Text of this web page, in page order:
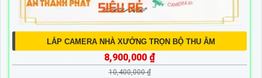
LẮP CAMERA NHÀ XƯỞNG TRỌN BỘ THU ÂM
8,900,000 ₫
10,400,000 ₫